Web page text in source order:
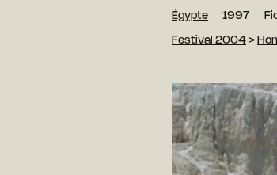
Égypte 1997
Festival 2004 >